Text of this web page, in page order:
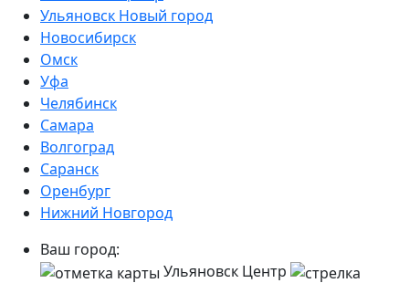
Ульяновск Новый город
Новосибирск
Омск
Уфа
Челябинск
Самара
Волгоград
Саранск
Оренбург
Нижний Новгород
Ваш город:
Ульяновск Центр